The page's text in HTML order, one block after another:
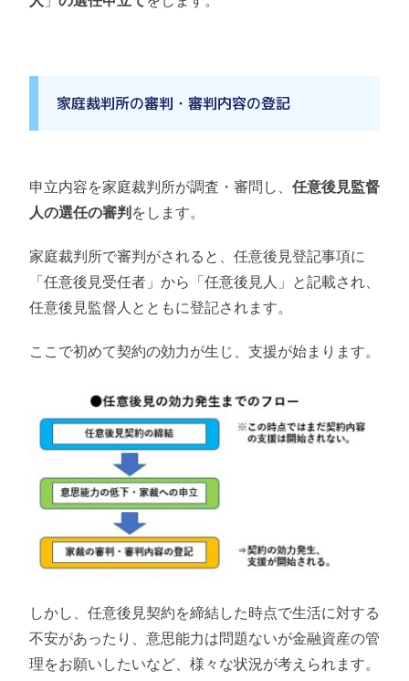
家庭裁判所の審判・審判内容の登記
申立内容を家庭裁判所が調査・審問し、 任意後見監督
人の選任の審判をします。
家庭裁判所で審判がされると、任意後見登記事項に
「任意後見受任者」から「任意後見人」と記載され、
任意後見監督人とともに登記されます。
ここで初めて契約の効力が生じ、支援が始まります。
しかし、任意後見契約を締結した時点で生活に対する
不安があったり、意思能力は問題ないが金融資産の管
理をお願いしたいなど、様々な状況が考えられます。